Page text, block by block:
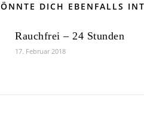
DICH EBENFALLS
Rauchfrei – 24 Stunden
17. Februar 2018